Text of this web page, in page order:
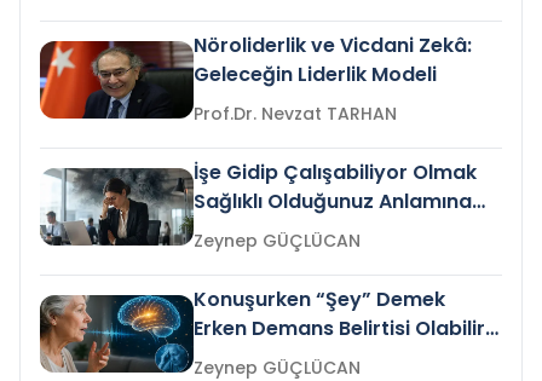
Nöroliderlik ve Vicdani Zekâ:
Geleceğin Liderlik Modeli
Prof.Dr. Nevzat TARHAN
İşe Gidip Çalışabiliyor Olmak
Sağlıklı Olduğunuz Anlamına
Gelir mi?Zeynep GÜÇLÜCAN
Konuşurken “Şey” Demek
Erken Demans Belirtisi Olabilir
mi?
Zeynep GÜÇLÜCAN